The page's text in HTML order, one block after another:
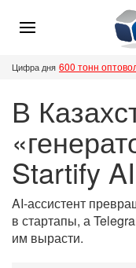
Цифра дня 600 тонн
В
Startify AI
AI-ассистент
в стартапы, а
им вырасти.